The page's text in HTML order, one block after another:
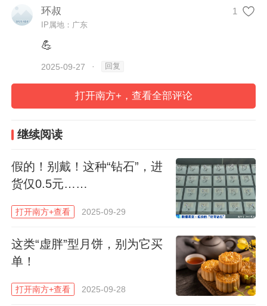
近日，广州酒家集团联合相关公安部门开展
月饼假冒产品专项打击行动，查获侵权成品
超3万件，涉案货值超过600万元，抓获犯罪
执法行动中查获约170盒怀疑冒牌美心月
饼，估计市值约几万元。这些假冒月饼仿真
度高，售价约为正品的五到八折，普通消费
市场热销与假冒隐患并存
2025年月饼市场销量排行榜显示，前两位分
环叔 1
IP属地：广东
💪
2025-09-27 · 回复
打开南方+，查看全部评论
继续阅读
假的！别戴！这种“钻石”，进
货仅0.5元……
打开南方+查看 2025-09-29
这类“虚胖”型月饼，别为它买
单！
打开南方+查看 2025-09-28